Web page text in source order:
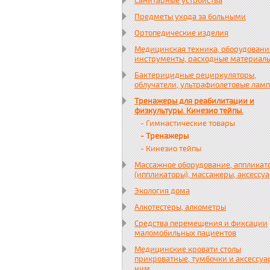
Предметы ухода за больными
Ортопедические изделия
Медицинская техника,
инструменты, расходные
Бактерицидные рециркуляторы,
облучатели, ультрафиолетовые
Тренажеры для реабилитации и
физкультуры. Кинезио тейпы.
- Гимнастические товары
- Тренажеры
- Кинезио тейпы
Массажное оборудование,
(иппликаторы), массажеры,
Экология дома
Алкотестеры, алкометры
Средства перемещения и фиксации
маломобильных пациентов
Медицинские кровати столы
прикроватные, тумбочки и